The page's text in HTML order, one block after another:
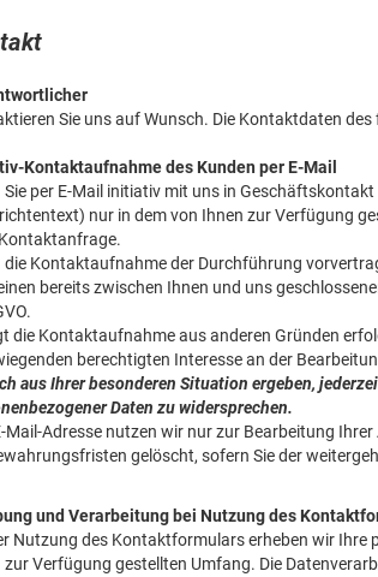
Sie uns auf Wunsch. Die Kontaktdaten
Kontaktaufnahme des Kunden per E-Mail
Sie per E-Mail initiativ mit uns in
nur in dem von Ihnen zur Verfügung
die Kontaktaufnahme der Durchführung
bereits zwischen Ihnen und uns
die Kontaktaufnahme aus anderen Gründen
berechtigten Interesse an der
aus Ihrer besonderen Situation ergeben,
Daten zu widersprechen.
Mail-Adresse nutzen wir nur zur Bearbeitung
gelöscht, sofern Sie der
und Verarbeitung bei Nutzung des
Nutzung des Kontaktformulars erheben wir Ihre
zur Verfügung gestellten Umfang. Die